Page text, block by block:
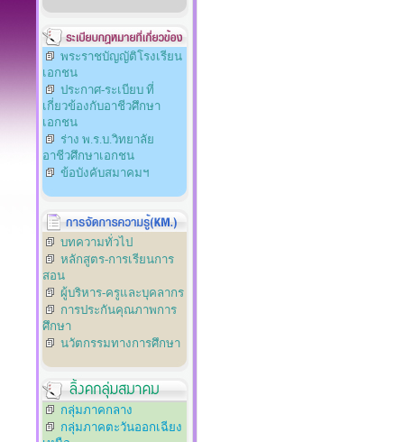
พระราชบัญญัติโรงเรียน
เอกชน
ประกาศ-ระเบียบ ที่
เกี่ยวข้องกับอาชีวศึกษา
เอกชน
ร่าง พ.ร.บ.วิทยาลัย
อาชีวศึกษาเอกชน
ข้อบังคับสมาคมฯ
บทความทั่วไป
หลักสูตร-การเรียนการ
สอน
ผู้บริหาร-ครูและบุคลากร
การประกันคุณภาพการ
ศึกษา
นวัตกรรมทางการศึกษา
กลุ่มภาคกลาง
กลุ่มภาคตะวันออกเฉียง